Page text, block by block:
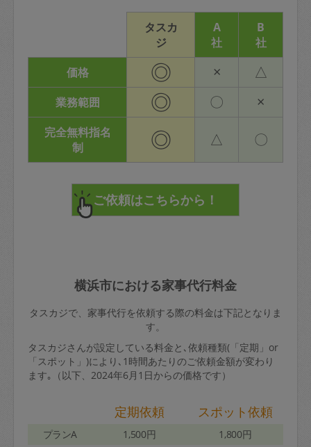
タスカ
ジ
A
社
B
社
価格
◎ × △
業務範囲 ◎ 〇 ×
完全無料指名
制
◎ △ 〇
横浜市における家事代行料金
タスカジで、家事代行を依頼する際の料金は下記となりま
す。
タスカジさんが設定している料金と､依頼種類(「定期」or
「スポット」)により､1時間あたりのご依頼金額が変わり
ます｡（以下、2024年6月1日からの価格です）
定期依頼 スポット依頼
プランA 1,500円 1,800円